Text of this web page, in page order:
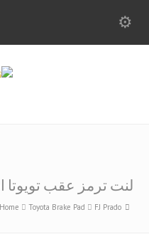
لنت ترمز عقب تویوتا
Home Toyota Brake Pad FJ Prado